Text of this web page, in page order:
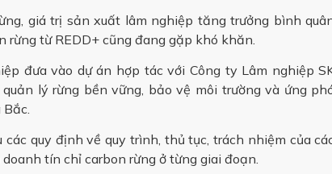
giá trị sản xuất lâm nghiệp tăng trưởng bình
từ REDD+ cũng đang gặp khó khăn.
đưa vào dự án hợp tác với Công ty Lâm nghiệp
lý rừng bền vững, bảo vệ môi trường và ứng
quy định về quy trình, thủ tục, trách nhiệm của
tín chỉ carbon rừng ở từng giai đoạn.